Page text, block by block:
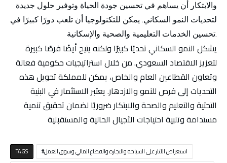
والابتكار أن يساهم في تحسين جودة الحياة وتوفير حلول جديدة
لتحديات النمو السكاني. يمكن للتكنولوجيا أن تلعب دورًا كبيرًا في
تحسين الخدمات التعليمية والصحية والإسكانية.
يشكل النمو السكاني تحديًا كبيرًا ولكنه يتيح أيضًا فرصًا كبيرة
لتعزيز الاقتصاد السعودي. من خلال استراتيجيات حكومية فعالة
وتعاون القطاعين العام والخاص، يمكن للمملكة تحويل هذه
التحديات إلى فرص للنمو والازدهار. يعتبر الاستثمار في البنية
التحتية والتعليم والصحة والابتكار ضروريًا لضمان تحقيق تنمية
مستدامة وتلبية احتياجات الأجيال الحالية والمستقبلية
TAGS
استعراض الآثار على السياحة والتجارة والقطاع المالي وسوق العمل